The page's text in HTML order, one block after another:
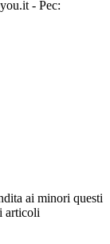
- Pec:
ai minori questi
articoli